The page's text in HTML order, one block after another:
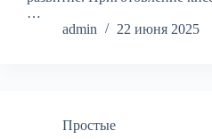
…
admin
22 июня 2025
Простые